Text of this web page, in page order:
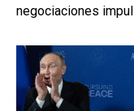
negociaciones